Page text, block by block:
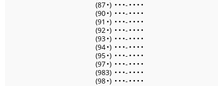
(87•) • • •- • • • •
(90•) • • •- • • • •
(91 •) • • •- • • • •
(92•) • • •- • • • •
(93•) • • •- • • • •
(94•) • • •- • • • •
(95•) • • •- • • • •
(97•) • • •- • • • •
(983) • • •- • • • •
(98•) • • •- • • • •